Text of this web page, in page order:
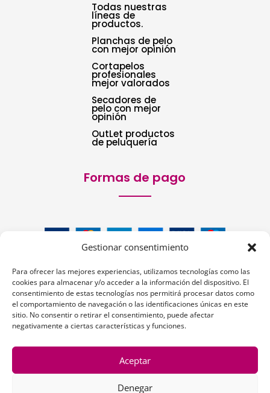
Gestionar consentimiento
Para ofrecer las mejores experiencias, utilizamos tecnologías como las
cookies para almacenar y/o acceder a la información del dispositivo. El
consentimiento de estas tecnologías nos permitirá procesar datos como
el comportamiento de navegación o las identificaciones únicas en este
sitio. No consentir o retirar el consentimiento, puede afectar
negativamente a ciertas características y funciones.
Aceptar
Denegar
Todas nuestras
líneas de
productos.
Planchas de pelo
con mejor opinión
Cortapelos
profesionales
mejor valorados
Secadores de
pelo con mejor
opinión
OutLet productos
de peluquería
Formas de pago
Siguenos: